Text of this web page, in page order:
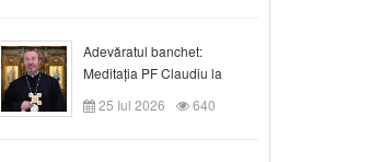
Adevăratul banchet:
Meditația PF Claudiu la
Duminica a VIII-a după
Rusalii
25 Iul 2026 640